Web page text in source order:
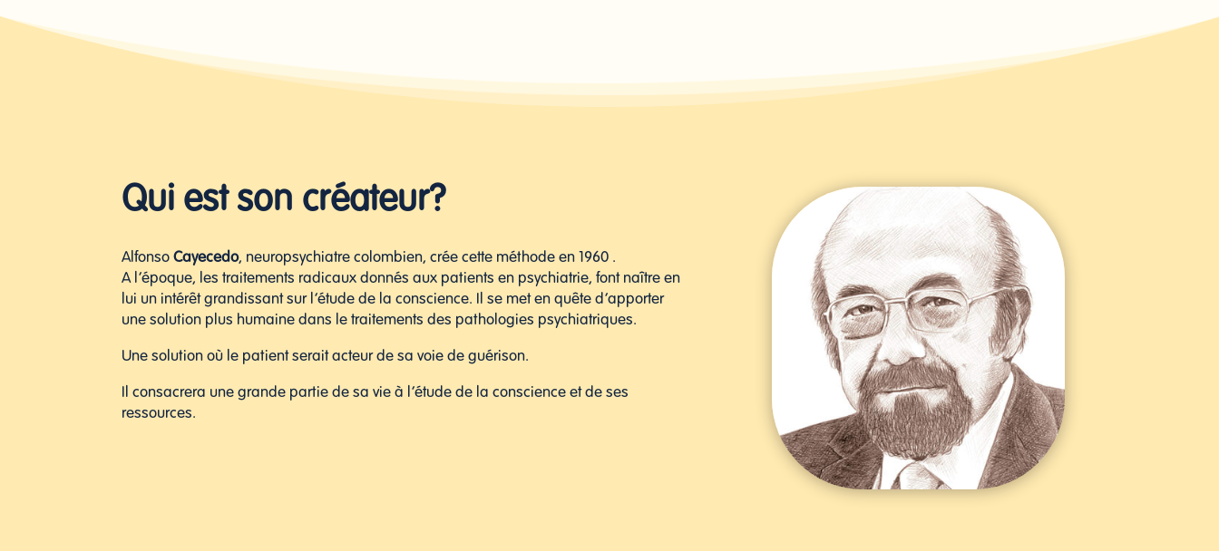
Qui est son créateur?
AlfonsoCayecedo, neuropsychiatre colombien, crée cette méthode en 1960 .
A l’époque, les traitements radicaux donnés aux patients en psychiatrie, font naître en
lui un intérêt grandissant sur l’étude de la conscience. Il se met en quête d’apporter
une solution plus humaine dans le traitements des pathologies psychiatriques.
Une solution où le patient serait acteur de sa voie de guérison.
Il consacrera une grande partie de sa vie à l’étude de la conscience et de ses
ressources.